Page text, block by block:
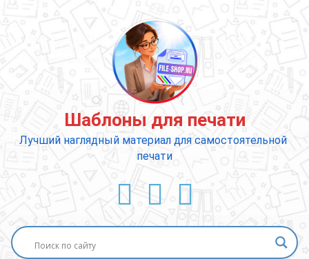
содержимому
Шаблоны для печати
Лучший наглядный материал для самостоятельной
печати
ВКонтакте
YouTube
E-mail